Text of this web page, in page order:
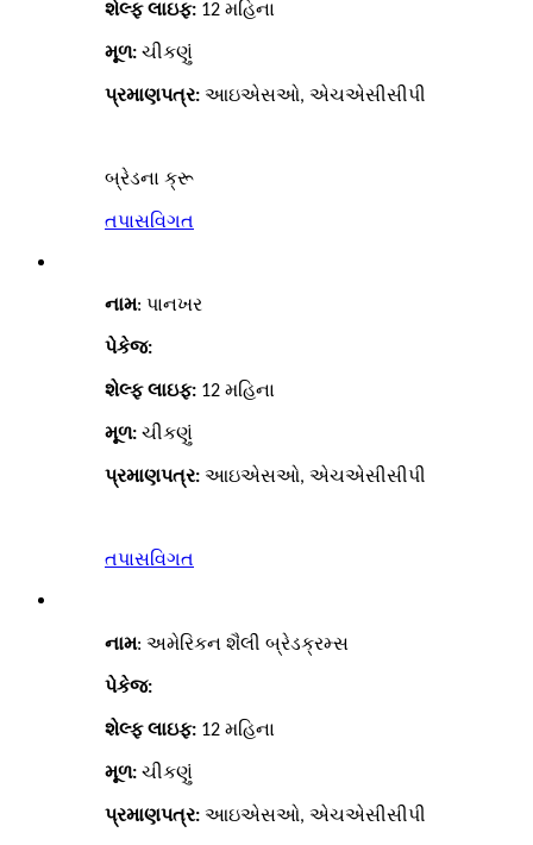
શેલ્ફ લાઇફ: 12 મહિના
મૂળ: ચીકણું
પ્રમાણપત્ર: આઇએસઓ, એચએસીસીપી
બ્રેડના ક્રૂ
તપાસવિગત
નામ: પાનખર
પેકેજ:
શેલ્ફ લાઇફ: 12 મહિના
મૂળ: ચીકણું
પ્રમાણપત્ર: આઇએસઓ, એચએસીસીપી
તપાસવિગત
નામ: અમેરિકન શૈલી બ્રેડક્રમ્સ
પેકેજ:
શેલ્ફ લાઇફ: 12 મહિના
મૂળ: ચીકણું
પ્રમાણપત્ર: આઇએસઓ, એચએસીસીપી